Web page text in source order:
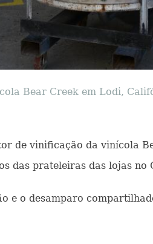
Bear Creek em Lodi,
de vinificação da vinícola
das prateleiras das lojas no
e o desamparo